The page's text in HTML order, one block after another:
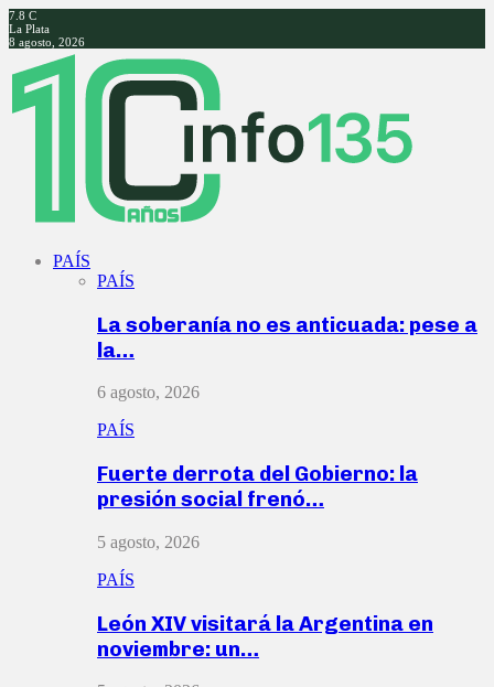
7.8 C
La Plata
8 agosto, 2026
Facebook
Twitter
Instagram
Youtube
PAÍS
PAÍS
La soberanía no es anticuada: pese a
la…
6 agosto, 2026
PAÍS
Fuerte derrota del Gobierno: la
presión social frenó…
5 agosto, 2026
PAÍS
León XIV visitará la Argentina en
noviembre: un…